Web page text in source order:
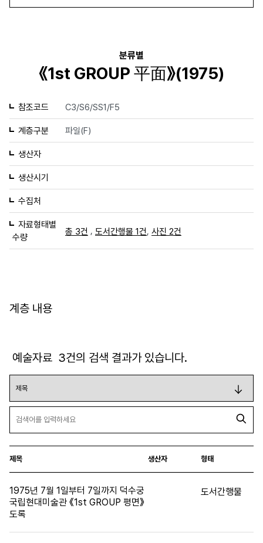
분류별
《1st GROUP 平面》(1975)
참조코드 C3/S6/SS1/F5
계층구분 파일(F)
생산자
생산시기
수집처
자료형태별
수량
총 3건 , 도서간행물 1건 사진 2건
계층 내용
예술자료 3건의 검색 결과가 있습니다.
제목 생산자 형태
1975년 7월 1일부터 7일까지 덕수궁
국립현대미술관 《1st GROUP 평면》
도록
도서간행물